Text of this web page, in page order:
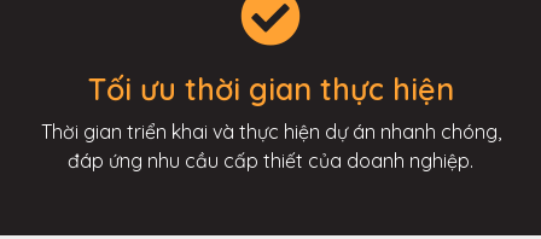
Tối ưu thời gian thực hiện
Thời gian triển khai và thực hiện dự án nhanh chóng,
đáp ứng nhu cầu cấp thiết của doanh nghiệp.